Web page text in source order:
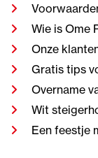
Wie is Ome
Onze
Gratis tips
Overname
Wit
Een feestje